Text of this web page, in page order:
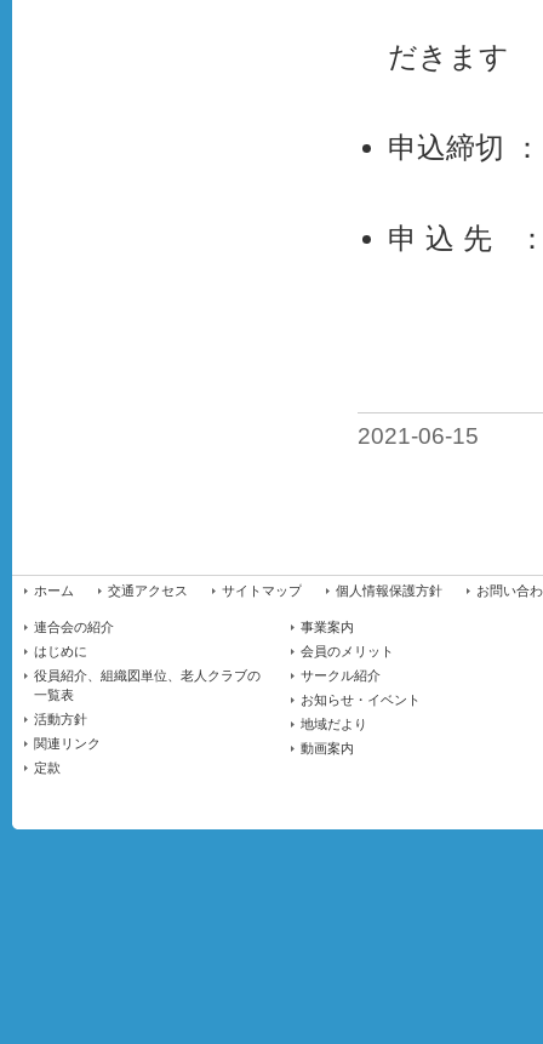
だきます
申込締切
申 込 先
2021-06-15
ホーム 交通アクセス サイトマップ 個人情報保護方針 お問い合
連合会の紹介
はじめに
役員紹介、組織図単位、老人クラブの
一覧表
活動方針
関連リンク
定款
事業案内
会員のメリット
サークル紹介
お知らせ・イベント
地域だより
動画案内